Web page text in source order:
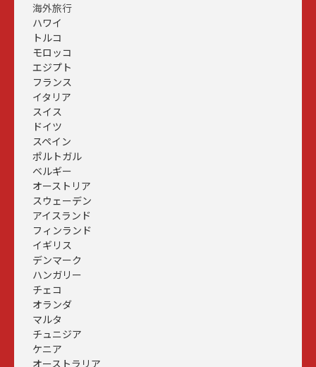
海外旅行
ハワイ
トルコ
モロッコ
エジプト
フランス
イタリア
スイス
ドイツ
スペイン
ポルトガル
ベルギー
オーストリア
スウェーデン
アイスランド
フィンランド
イギリス
デンマーク
ハンガリー
チェコ
オランダ
マルタ
チュニジア
ケニア
オーストラリア